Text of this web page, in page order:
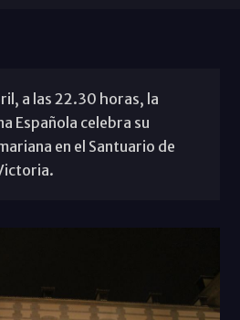
a las 22.30 horas, la
Española celebra su
en el Santuario de